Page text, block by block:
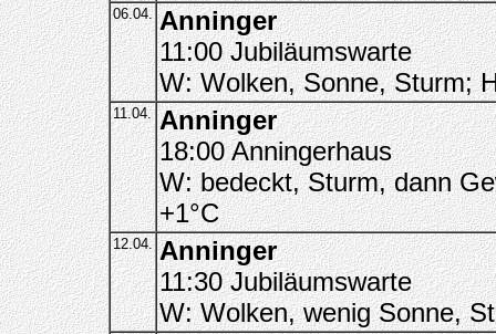
06.04. Anninger
11:00 Jubiläumswarte
W: Wolken, Sonne, Sturm;
11.04. Anninger
18:00 Anningerhaus
W: bedeckt, Sturm, dann
+1°C
12.04. Anninger
11:30 Jubiläumswarte
W: Wolken, wenig Sonne,